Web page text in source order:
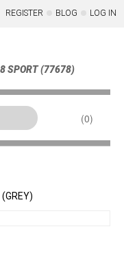
REGISTER BLOG LOG IN
SPORT (77678)
0